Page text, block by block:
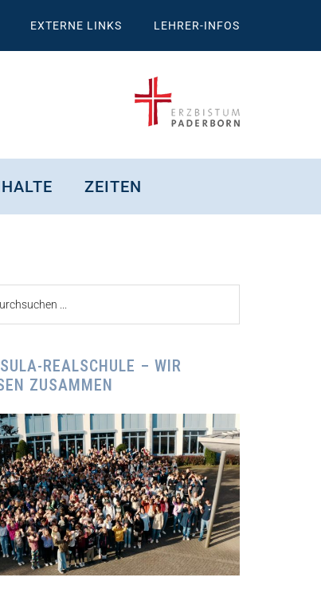
EXTERNE LINKS LEHRER-INFOS
ZEITEN
REALSCHULE – WIR
ZUSAMMEN